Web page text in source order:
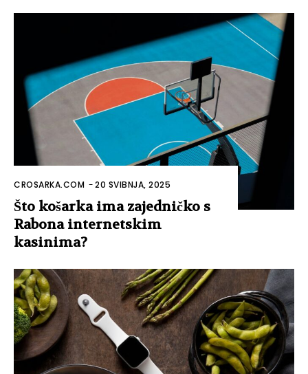
CROSARKA.COM -20 SVIBNJA, 2025
Što košarka ima zajedničko s
Rabona internetskim
kasinima?